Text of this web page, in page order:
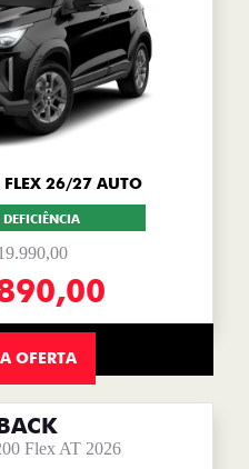
FLEX 26/27 AUTO
DEFICIÊNCIA
OFERTA
Flex AT 2026